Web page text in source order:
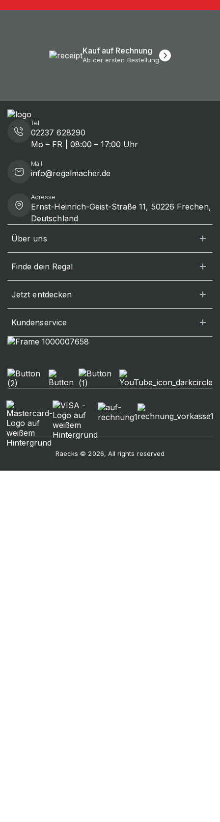
Höchste Qualität
Bis zu 10 Jahre Garantie*
Tel
02237 628290
Mo – FR | 08:00 – 17:00 Uhr
Mail
info@regalmacher.de
Adresse
Ernst-Heinrich-Geist-Straße 11, 50226 Frechen,
Deutschland
Über uns
Finde dein Regal
Jetzt entdecken
Kundenservice
Raecks © 2026, All rights reserved